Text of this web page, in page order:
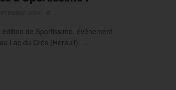
de Sportissime, événement
Lac du Crès (Hérault). ...